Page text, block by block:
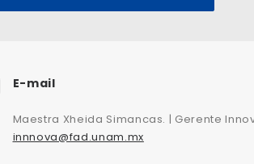
E-mail
Maestra Xheida Simancas. | Gerente
innnova@fad.unam.mx